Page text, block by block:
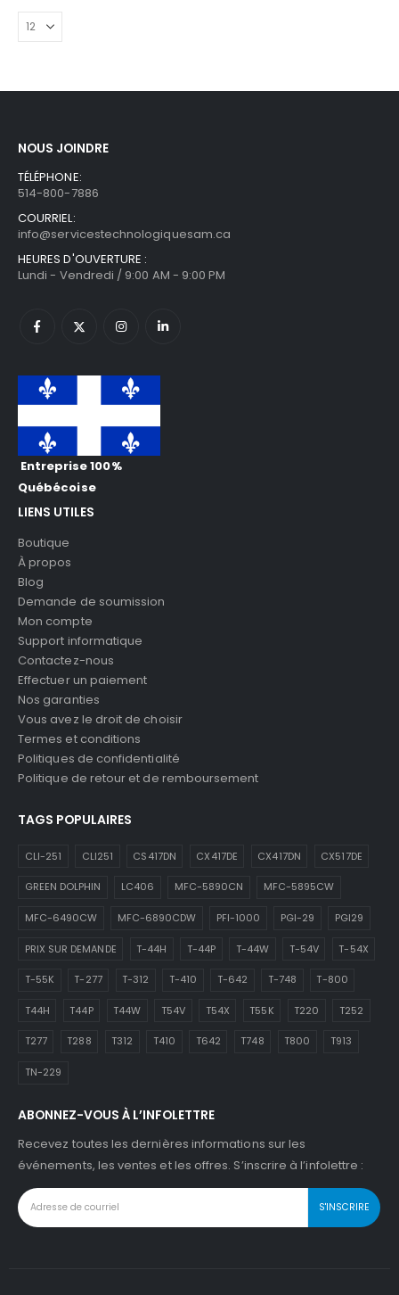
NOUS JOINDRE
TÉLÉPHONE:
514-800-7886
COURRIEL:
info@servicestechnologiquesam.ca
HEURES D'OUVERTURE :
Lundi - Vendredi / 9:00 AM - 9:00 PM
Entreprise 100%
Québécoise
LIENS UTILES
Boutique
À propos
Blog
Demande de soumission
Mon compte
Support informatique
Contactez-nous
Effectuer un paiement
Nos garanties
Vous avez le droit de choisir
Termes et conditions
Politiques de confidentialité
Politique de retour et de remboursement
TAGS POPULAIRES
CLI-251 CLI251 CS417DN CX417DE CX417DN CX517DE
GREEN DOLPHIN LC406 MFC-5890CN MFC-5895CW
MFC-6490CW MFC-6890CDW PFI-1000 PGI-29 PGI29
PRIX SUR DEMANDE T-44H T-44P T-44W T-54V T-54X
T-55K T-277 T-312 T-410 T-642 T-748 T-800
T44H T44P T44W T54V T54X T55K T220 T252
T277 T288 T312 T410 T642 T748 T800 T913
TN-229
ABONNEZ-VOUS À L’INFOLETTRE
Recevez toutes les dernières informations sur les
événements, les ventes et les offres. S’inscrire à l’infolettre :